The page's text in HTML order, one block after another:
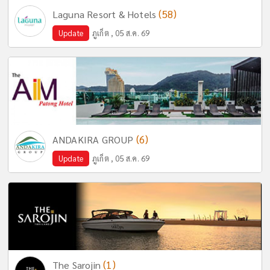
Laguna Resort & Hotels(58)
Update ภูเก็ต , 05 ส.ค. 69
ANDAKIRA GROUP (6)
Update ภูเก็ต , 05 ส.ค. 69
The Sarojin(1)